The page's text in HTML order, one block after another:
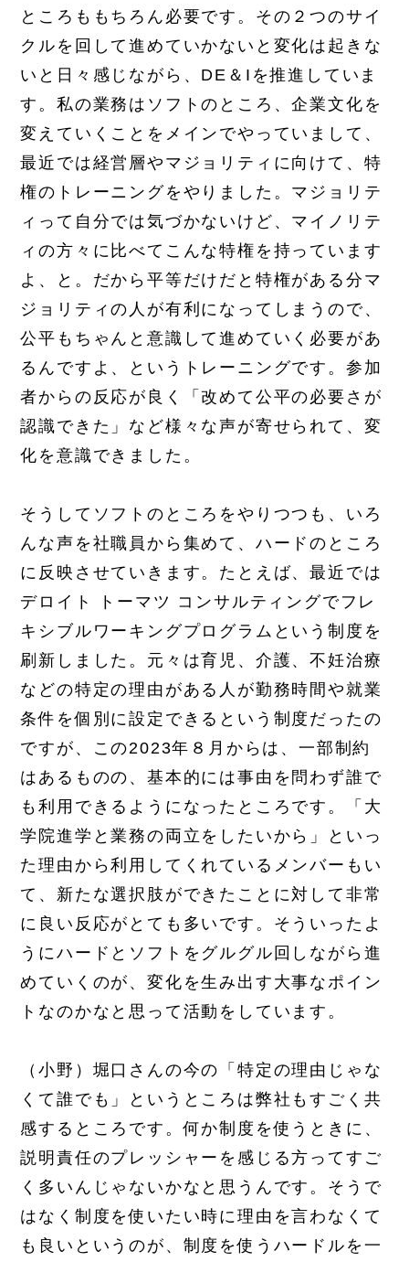
ところももちろん必要です。その２つのサイ
クルを回して進めていかないと変化は起きな
いと日々感じながら、DE＆Iを推進していま
す。私の業務はソフトのところ、企業文化を
変えていくことをメインでやっていまして、
最近では経営層やマジョリティに向けて、特
権のトレーニングをやりました。マジョリテ
ィって自分では気づかないけど、マイノリテ
ィの方々に比べてこんな特権を持っています
よ、と。だから平等だけだと特権がある分マ
ジョリティの人が有利になってしまうので、
公平もちゃんと意識して進めていく必要があ
るんですよ、というトレーニングです。参加
者からの反応が良く「改めて公平の必要さが
認識できた」など様々な声が寄せられて、変
化を意識できました。
そうしてソフトのところをやりつつも、いろ
んな声を社職員から集めて、ハードのところ
に反映させていきます。たとえば、最近では
デロイト トーマツ コンサルティングでフレ
キシブルワーキングプログラムという制度を
刷新しました。元々は育児、介護、不妊治療
などの特定の理由がある人が勤務時間や就業
条件を個別に設定できるという制度だったの
ですが、この2023年８月からは、一部制約
はあるものの、基本的には事由を問わず誰で
も利用できるようになったところです。「大
学院進学と業務の両立をしたいから」といっ
た理由から利用してくれているメンバーもい
て、新たな選択肢ができたことに対して非常
に良い反応がとても多いです。そういったよ
うにハードとソフトをグルグル回しながら進
めていくのが、変化を生み出す大事なポイン
トなのかなと思って活動をしています。
（小野）堀口さんの今の「特定の理由じゃな
くて誰でも」というところは弊社もすごく共
感するところです。何か制度を使うときに、
説明責任のプレッシャーを感じる方ってすご
く多いんじゃないかなと思うんです。そうで
はなく制度を使いたい時に理由を言わなくて
も良いというのが、制度を使うハードルを一